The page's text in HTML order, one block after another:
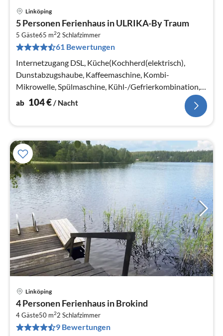
Linköping
5 Personen Ferienhaus in ULRIKA-By Traum
5 Gäste65 m22 Schlafzimmer
61 Bewertungen
Internetzugang DSL, Küche(Kochherd(elektrisch),
Dunstabzugshaube, Kaffeemaschine, Kombi-
Mikrowelle, Spülmaschine, Kühl-/Gefrierkombination,
Waschmaschine)
ab 104€/ Nacht
Linköping
4 Personen Ferienhaus in Brokind
4 Gäste50 m22 Schlafzimmer
9 Bewertungen